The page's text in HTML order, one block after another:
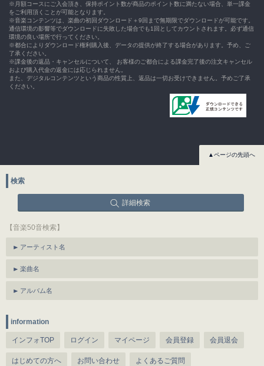
※月額コースにご入会頂き、保持ポイント数が商品のポイント数に満たない場合、単一課金
をご利用頂くことが可能となります。
※音楽コンテンツは、楽曲の初回ダウンロード＋9回まで無期限でダウンロードが可能です。
通信環境の影響等でダウンロードに失敗した場合でも1回としてカウントされます。必ず通信
環境の良い場所で行ってください。
※都合によりダウンロード権利購入後、データの提供が終了する場合があります。予め、ご
了承ください。
※課金後の返品・キャンセルについて、 お客様のご都合による課金完了後の注文キャンセル
および購入代金の返金には応じられません。
また、デジタルコンテンツという商品の性質上、返品は一切お受けできません。予めご了承
ください。
▲ページの先頭へ
検索
詳細検索
【音楽50音検索】
アーティスト名
楽曲名
アルバム名
information
インフォTOP ログイン マイページ 会員登録 会員退会
はじめての方へ お問い合わせ よくあるご質問